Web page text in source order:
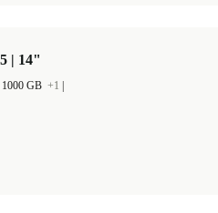
| 14"
1000 GB +1